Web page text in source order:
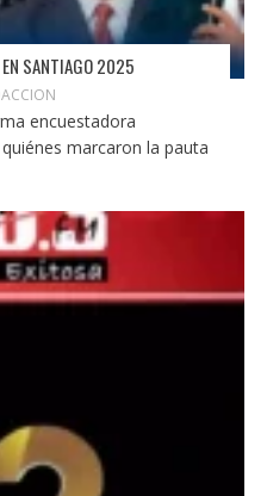
EN SANTIAGO 2025
encuestadora
marcaron la pauta